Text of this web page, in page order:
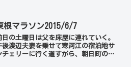
根マラソン2015/6/7
日の土曜日は父を床屋に連れていく。
後渡辺夫妻を乗せて寒河江の宿泊地サ
チェリーに行く道すがら、朝日町の国